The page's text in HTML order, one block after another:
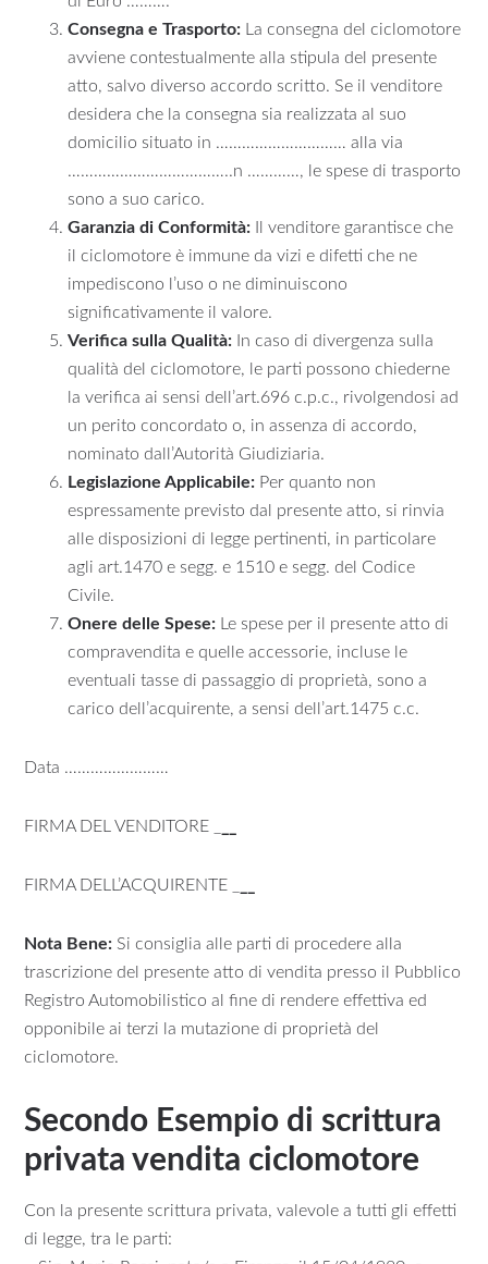
Consegna e Trasporto: La consegna del ciclomotore
avviene contestualmente alla stipula del presente
atto, salvo diverso accordo scritto. Se il venditore
desidera che la consegna sia realizzata al suo
domicilio situato in ………………………… alla via
………………………………..n …………, le spese di trasporto
sono a suo carico.
Garanzia di Conformità: Il venditore garantisce che
il ciclomotore è immune da vizi e difetti che ne
impediscono l’uso o ne diminuiscono
significativamente il valore.
Verifica sulla Qualità: In caso di divergenza sulla
qualità del ciclomotore, le parti possono chiederne
la verifica ai sensi dell’art.696 c.p.c., rivolgendosi ad
un perito concordato o, in assenza di accordo,
nominato dall’Autorità Giudiziaria.
Legislazione Applicabile: Per quanto non
espressamente previsto dal presente atto, si rinvia
alle disposizioni di legge pertinenti, in particolare
agli art.1470 e segg. e 1510 e segg. del Codice
Civile.
Onere delle Spese: Le spese per il presente atto di
compravendita e quelle accessorie, incluse le
eventuali tasse di passaggio di proprietà, sono a
carico dell’acquirente, a sensi dell’art.1475 c.c.
Data ……………………
FIRMA DEL VENDITORE _
FIRMA DELL’ACQUIRENTE _
Nota Bene: Si consiglia alle parti di procedere alla
trascrizione del presente atto di vendita presso il Pubblico
Registro Automobilistico al fine di rendere effettiva ed
opponibile ai terzi la mutazione di proprietà del
ciclomotore.
Secondo Esempio di scrittura
privata vendita ciclomotore
Con la presente scrittura privata, valevole a tutti gli effetti
di legge, tra le parti: